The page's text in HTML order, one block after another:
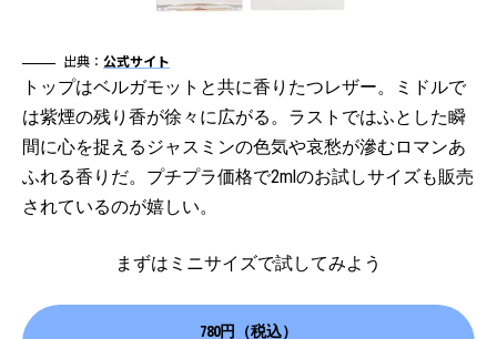
出典： 公式サイト
トップはベルガモットと共に香りたつレザー。ミドルで
は紫煙の残り香が徐々に広がる。ラストではふとした瞬
間に心を捉えるジャスミンの色気や哀愁が滲むロマンあ
ふれる香りだ。プチプラ価格で2mlのお試しサイズも販売
されているのが嬉しい。
まずはミニサイズで試してみよう
780円（税込）